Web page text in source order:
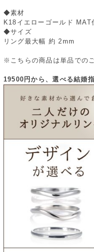
◆素材
K18イエローゴールド
◆サイズ
リング最大幅 約 2mm
※こちらの商品は単品での
19500円から、選べる結婚